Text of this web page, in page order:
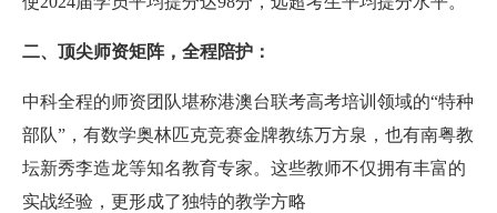
二、顶尖师资矩阵，全程陪护：
中科全程的师资团队堪称港澳台联考高考培训领域的“特种
部队”，有数学奥林匹克竞赛金牌教练万方泉，也有南粤教
坛新秀李造龙等知名教育专家。这些教师不仅拥有丰富的
实战经验，更形成了独特的教学方略